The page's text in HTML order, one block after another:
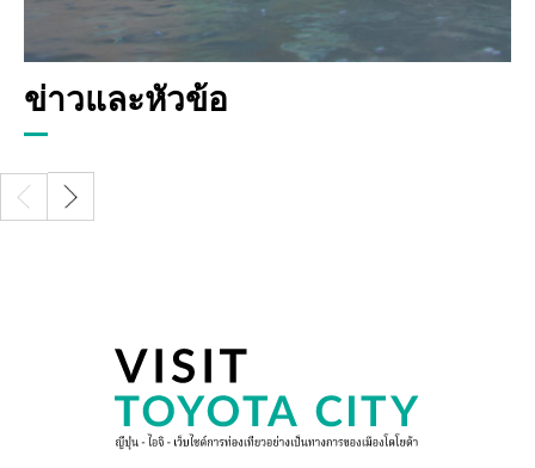
ข่าวและหัวข้อ